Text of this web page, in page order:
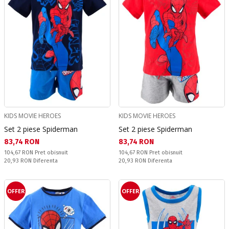
KIDS MOVIE HEROES
Set 2 piese Spiderman
Текуща цена:
83,74 RON
Pret obisnuit:
104,67 RON Pret obisnuit
Спестявате:
20,93 RON Diferenta
KIDS MOVIE HEROES
Set 2 piese Spiderman
Текуща цена:
83,74 RON
Pret obisnuit:
104,67 RON Pret obisnuit
Спестявате:
20,93 RON Diferenta
OFFER OFFER